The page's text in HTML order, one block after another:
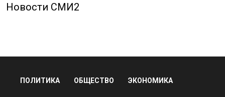
Новости СМИ2
ПОЛИТИКА ОБЩЕСТВО ЭКОНОМИКА